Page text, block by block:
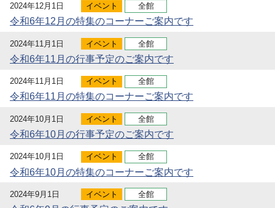
2024年12月1日 イベント 全館
令和6年12月の特集のコーナーご案内です
2024年11月1日 イベント 全館
令和6年11月の行事予定のご案内です
2024年11月1日 イベント 全館
令和6年11月の特集のコーナーご案内です
2024年10月1日 イベント 全館
令和6年10月の行事予定のご案内です
2024年10月1日 イベント 全館
令和6年10月の特集のコーナーご案内です
2024年9月1日 イベント 全館